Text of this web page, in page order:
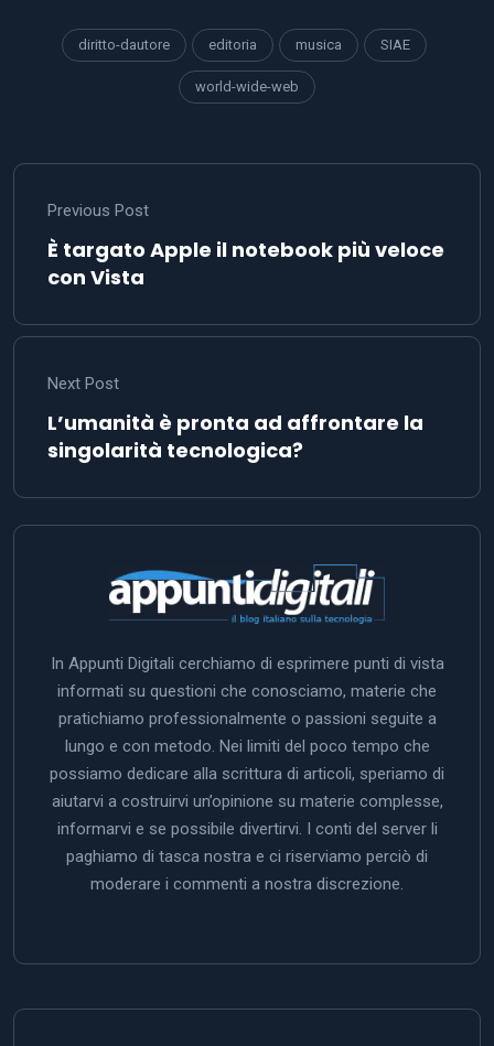
diritto-dautore editoria musica SIAE
world-wide-web
Previous Post
È targato Apple il notebook più veloce
con Vista
Next Post
L’umanità è pronta ad affrontare la
singolarità tecnologica?
In Appunti Digitali cerchiamo di esprimere punti di vista
informati su questioni che conosciamo, materie che
pratichiamo professionalmente o passioni seguite a
lungo e con metodo. Nei limiti del poco tempo che
possiamo dedicare alla scrittura di articoli, speriamo di
aiutarvi a costruirvi un’opinione su materie complesse,
informarvi e se possibile divertirvi. I conti del server li
paghiamo di tasca nostra e ci riserviamo perciò di
moderare i commenti a nostra discrezione.